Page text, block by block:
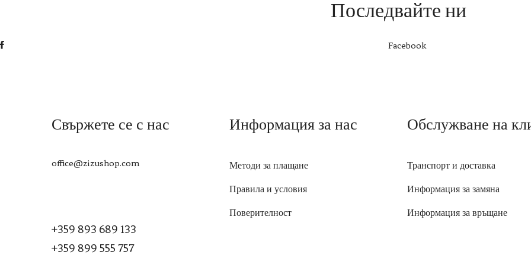
Последвайте ни
Facebook
Свържете се с нас
office@zizushop.com
+359 893 689 133
+359 899 555 757
Информация за нас
Методи за плащане
Правила и условия
Поверителност
Обслужване на
Транспорт и доставка
Информация за замяна
Информация за връщане